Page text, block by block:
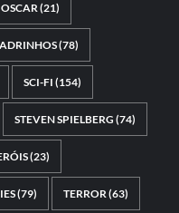
OSCAR(21)
(78)
SCI-FI (154)
STEVEN SPIELBERG (74)
(23)
(79) TERROR(63)